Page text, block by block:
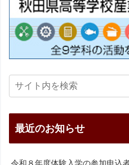
最近のお知らせ
令和８年度体験入学の参加申込